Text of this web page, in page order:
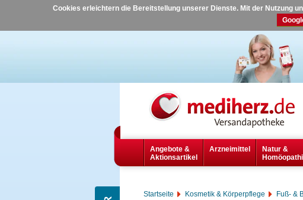
Cookies erleichtern die Bereitstellung unserer Dienste. Mit der Nutzung
Angebote &
Aktionsartikel
Arzneimittel
Natur &
Startseite Kosmetik & Körperpflege Fuß- &